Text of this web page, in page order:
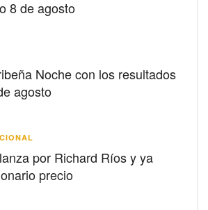
8 de agosto
Noche con los resultados
agosto
por Richard Ríos y ya
precio